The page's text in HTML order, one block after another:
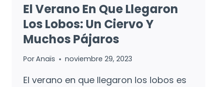
El Verano En Que Llegaron
Los Lobos: Un Ciervo Y
Muchos Pájaros
PorAnaïs noviembre 29, 2023
El verano en que llegaron los lobos es